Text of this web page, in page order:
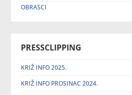
OBRASCI
PRESSCLIPPING
KRIŽ INFO 2025.
KRIŽ INFO PROSINAC 2024.